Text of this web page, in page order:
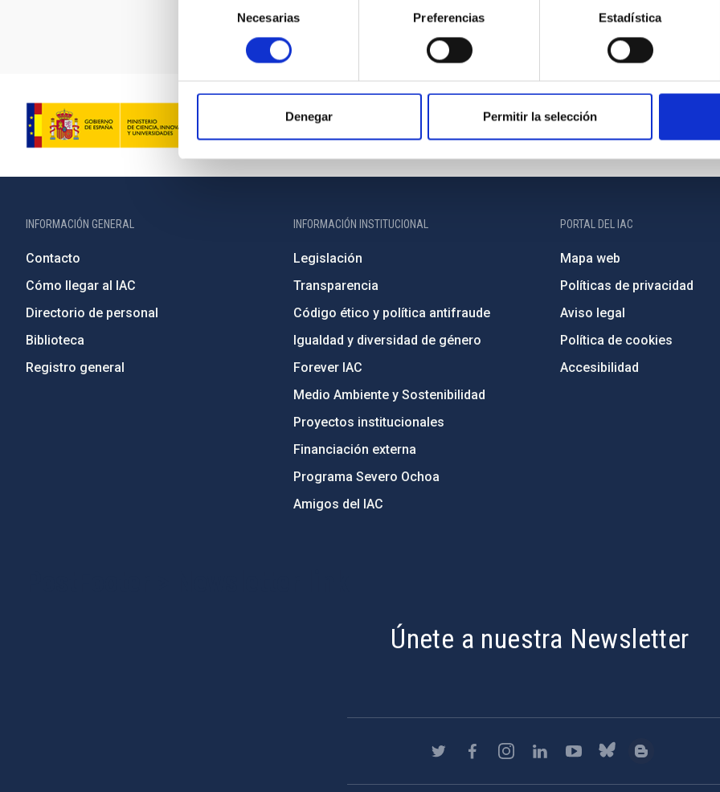
consentimiento
Necesarias Preferencias Estadística
Denegar Permitir la selección
INFORMACIÓN GENERAL
Contacto
Cómo llegar al IAC
Directorio de personal
Biblioteca
Registro general
INFORMACIÓN INSTITUCIONAL
Legislación
Transparencia
Código ético y política antifraude
Igualdad y diversidad de género
Forever IAC
Medio Ambiente y Sostenibilidad
Proyectos institucionales
Financiación externa
Programa Severo Ochoa
Amigos del IAC
PORTAL DEL IAC
Mapa web
Políticas de privacidad
Aviso legal
Política de cookies
Accesibilidad
Únete a nuestra Newsletter